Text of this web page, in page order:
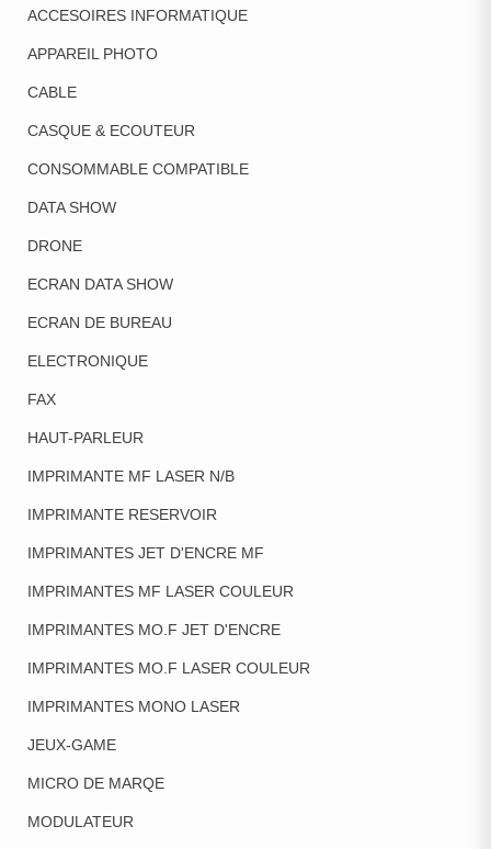
ACCESOIRES INFORMATIQUE
APPAREIL PHOTO
CABLE
CASQUE & ECOUTEUR
CONSOMMABLE COMPATIBLE
DATA SHOW
DRONE
ECRAN DATA SHOW
ECRAN DE BUREAU
ELECTRONIQUE
FAX
HAUT-PARLEUR
IMPRIMANTE MF LASER N/B
IMPRIMANTE RESERVOIR
IMPRIMANTES JET D'ENCRE MF
IMPRIMANTES MF LASER COULEUR
IMPRIMANTES MO.F JET D'ENCRE
IMPRIMANTES MO.F LASER COULEUR
IMPRIMANTES MONO LASER
JEUX-GAME
MICRO DE MARQE
MODULATEUR